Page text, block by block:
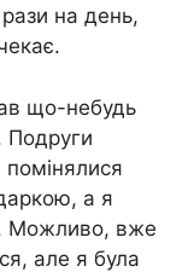
на день,
що-небудь
Подруги
а я
Можливо, вже
але я була